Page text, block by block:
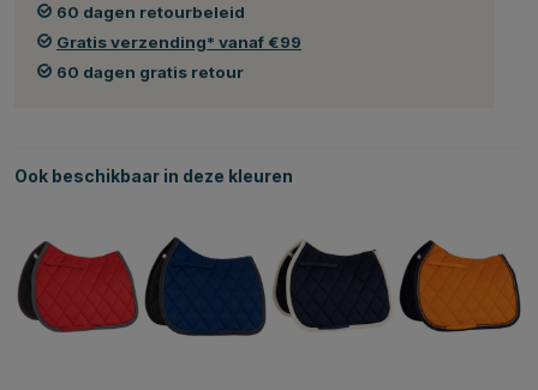
60 dagen retourbeleid
Gratis verzending* vanaf €99
60 dagen gratis retour
Ook beschikbaar in deze kleuren